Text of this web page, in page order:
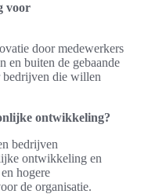
voor
door medewerkers
en buiten de gebaande
bedrijven die willen
ontwikkeling?
bedrijven
ontwikkeling en
hogere
de organisatie.